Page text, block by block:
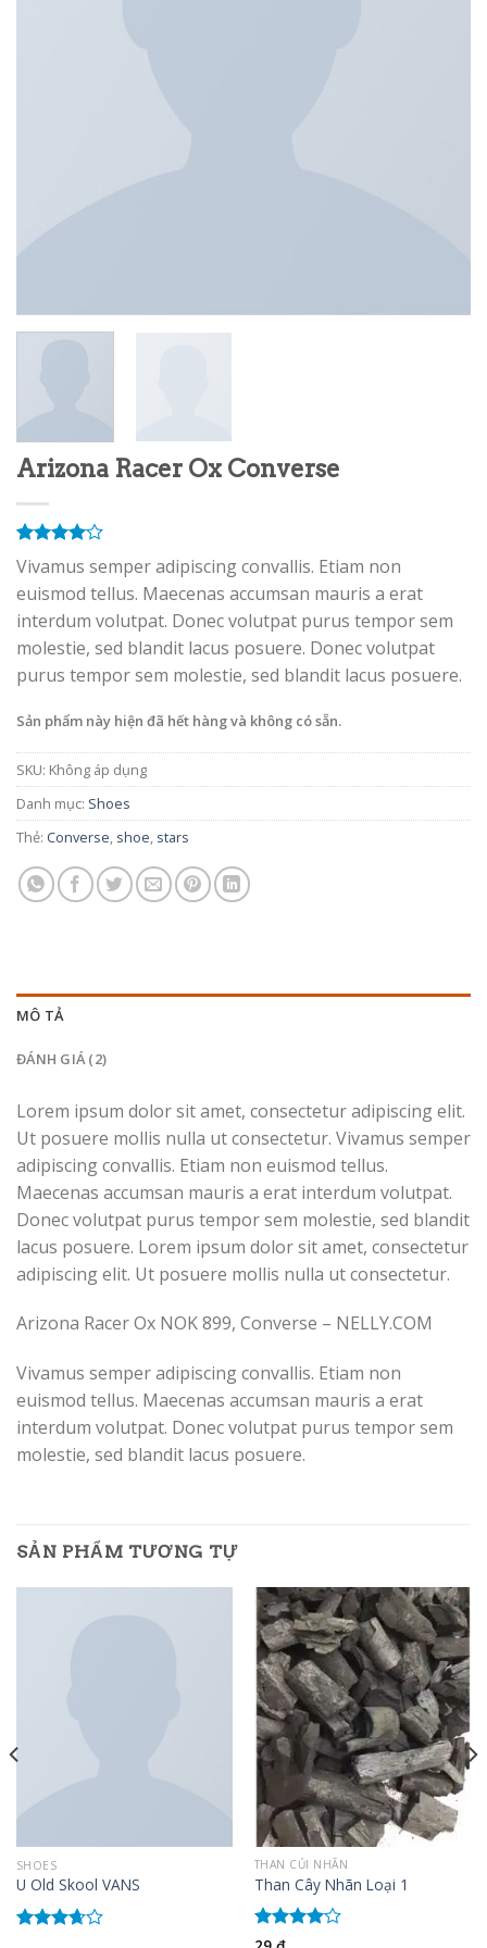
Arizona Racer Ox Converse
4.00
5 dựa
trên
2
đánh
Vivamus semper adipiscing convallis. Etiam non
euismod tellus. Maecenas accumsan mauris a erat
interdum volutpat. Donec volutpat purus tempor sem
molestie, sed blandit lacus posuere. Donec volutpat
purus tempor sem molestie, sed blandit lacus posuere.
Sản phẩm này hiện đã hết hàng và không có sẵn.
SKU: Không áp dụng
Danh mục: Shoes
Thẻ: Converse shoe stars
MÔ TẢ
ĐÁNH GIÁ (2)
Lorem ipsum dolor sit amet, consectetur adipiscing elit.
Ut posuere mollis nulla ut consectetur. Vivamus semper
adipiscing convallis. Etiam non euismod tellus.
Maecenas accumsan mauris a erat interdum volutpat.
Donec volutpat purus tempor sem molestie, sed blandit
lacus posuere. Lorem ipsum dolor sit amet, consectetur
adipiscing elit. Ut posuere mollis nulla ut consectetur.
Arizona Racer Ox NOK 899, Converse – NELLY.COM
Vivamus semper adipiscing convallis. Etiam non
euismod tellus. Maecenas accumsan mauris a erat
interdum volutpat. Donec volutpat purus tempor sem
molestie, sed blandit lacus posuere.
SẢN PHẨM TƯƠNG TỰ
SHOES
U Old Skool VANS
THAN CỦI NHÃN
Than Cây Nhãn Loại 1
Được